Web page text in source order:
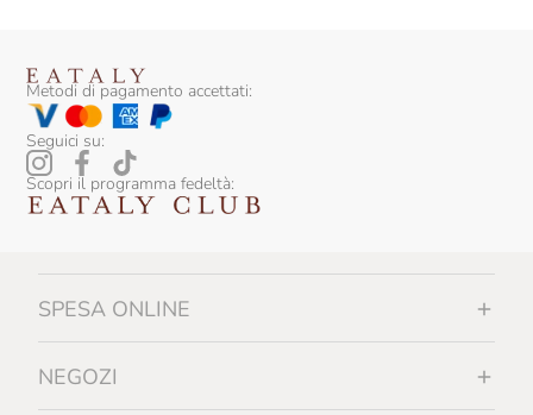
Metodi di pagamento accettati:
Seguici su:
Scopri il programma fedeltà:
SPESA ONLINE
NEGOZI